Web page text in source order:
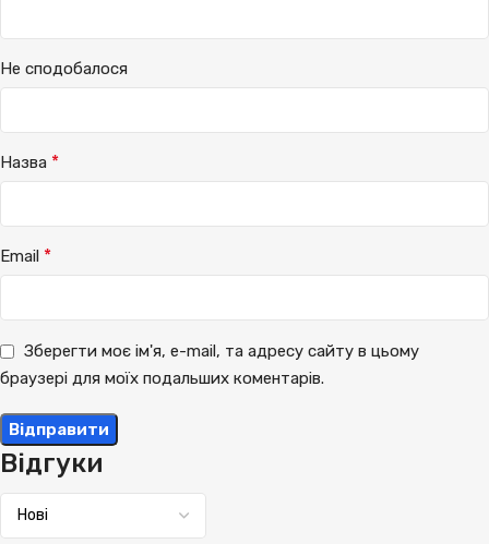
Відгуки
Не сподобалося
Назва *
Email *
Зберегти моє ім'я, e-mail, та адресу сайту в цьому
браузері для моїх подальших коментарів.